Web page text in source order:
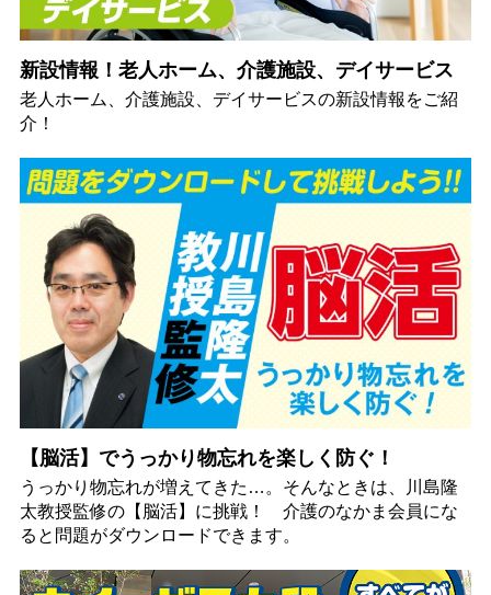
新設情報！老人ホーム、介護施設、デイサービス
老人ホーム、介護施設、デイサービスの新設情報をご紹
介！
【脳活】でうっかり物忘れを楽しく防ぐ！
うっかり物忘れが増えてきた…。そんなときは、川島隆
太教授監修の【脳活】に挑戦！ 介護のなかま会員にな
ると問題がダウンロードできます。